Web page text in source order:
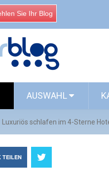
Sie Ihr Blog
AUSWAHL
Luxuriös schlafen im 4-Sterne
TEILEN